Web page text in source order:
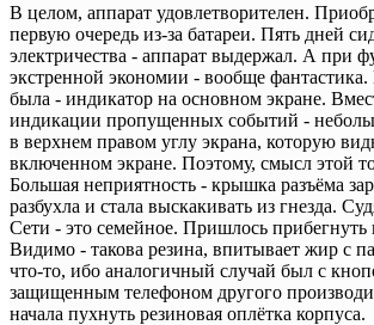
В целом, аппарат удовлетворителен.
первую очередь из-за батареи. Пять дней
электричества - аппарат выдержал. А при
экстренной экономии - вообще фантастика.
была - индикатор на основном экране.
индикации пропущенных событий -
в верхнем правом углу экрана, которую
включенном экране. Поэтому, смысл этой
Большая неприятность - крышка разъёма
разбухла и стала выскакивать из гнезда.
Сети - это семейное. Пришлось прибегнуть
Видимо - такова резина, впитывает жир с
что-то, ибо аналогичный случай был с
защищенным телефоном другого
начала пухнуть резиновая оплётка корпуса.